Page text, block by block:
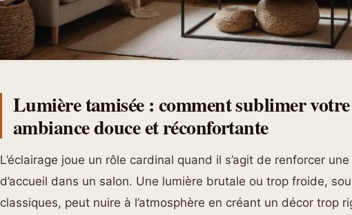
Lumière tamisée : comment sublimer
ambiance douce et réconfortante
L’éclairage joue un rôle cardinal quand il s’agit de renforcer
d’accueil dans un salon. Une lumière brutale ou trop froide,
classiques, peut nuire à l’atmosphère en créant un décor trop